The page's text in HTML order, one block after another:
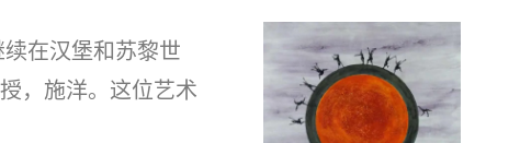
在汉堡和苏黎世
，施洋。这位艺术